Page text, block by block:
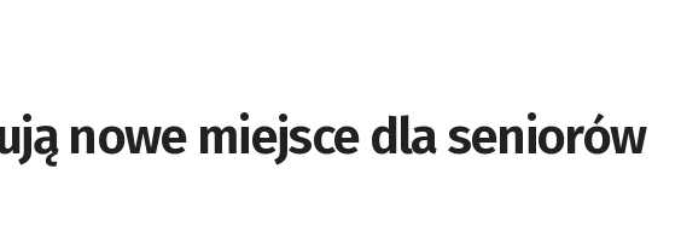
nowe miejsce dla seniorów